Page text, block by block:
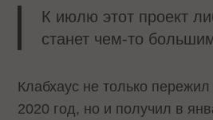
К июлю этот проект
станет чем-то
Клабхаус не только
2020 год, но и получил в